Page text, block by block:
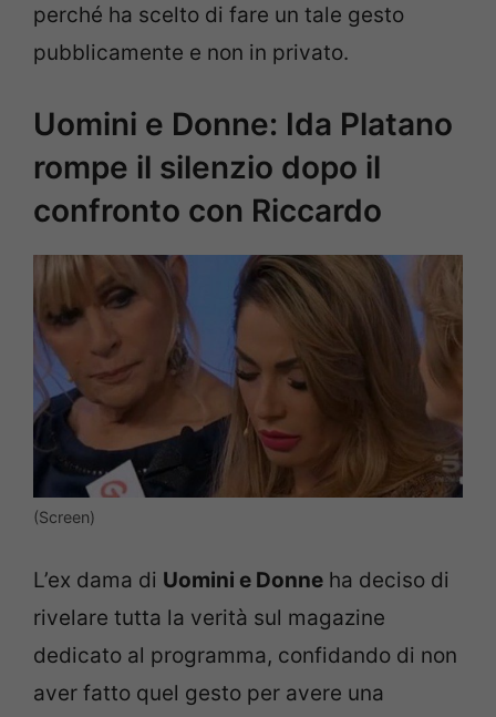
perché ha scelto di fare un tale gesto
pubblicamente e non in privato.
Uomini e Donne: Ida Platano
rompe il silenzio dopo il
confronto con Riccardo
(Screen)
L’ex dama di Uomini e Donne ha deciso di
rivelare tutta la verità sul magazine
dedicato al programma, confidando di non
aver fatto quel gesto per avere una